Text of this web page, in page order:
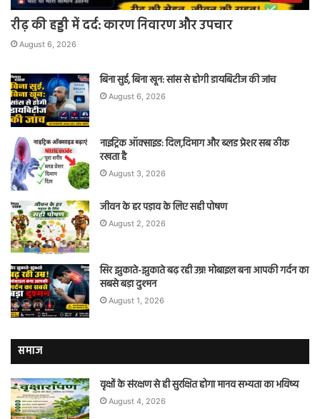
रीढ़ की हड्डी में दर्द: कारण निवारण और उपचार
August 6, 2026
बिना सुई, बिना खून: सांस से होगी डायबिटीज की जांच
August 6, 2026
नाइट्रिक ऑक्साइड: दिल,दिमाग और ब्लड प्रेशर सब ठीक
रखता है
August 3, 2026
जीवन के हर पड़ाव के लिए सही पोषण
August 2, 2026
सिर झुकाते-झुकाते बढ़ रही उम्र! मोबाइल बना आपकी गर्दन का
सबसे बड़ा दुश्मन
August 1, 2026
समाज
वृक्षों के संरक्षण से ही सुरक्षित होगा मानव सभ्यता का भविष्य
August 4, 2026